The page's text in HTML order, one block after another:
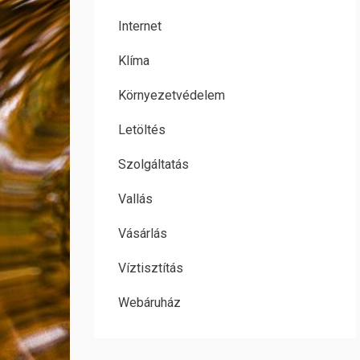
Internet
Klíma
Környezetvédelem
Letöltés
Szolgáltatás
Vallás
Vásárlás
Víztisztítás
Webáruház